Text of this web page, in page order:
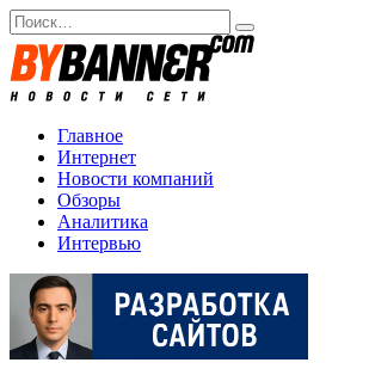
Перейти
к
содержанию
Search
for:
Главное
Интернет
Новости компаний
Обзоры
Аналитика
Интервью